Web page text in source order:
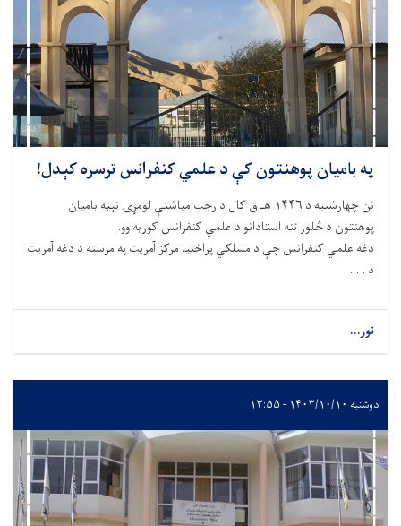
په بامیان پوهنتون کې د علمي کنفرانس ترسره کېدل!
نن چهارشنبه د ۱۴۴۶ هـ ق کال د رجب میاشتې لومړۍ نېټه بامیان
پوهنتون د څلور تنه استادانو د علمي کنفرانس کوربه وو.
دغه علمي کنفرانس چې د مسلکي پراختیا مرکز آمریت په مرسته د دغه آمریت
د . . .
نور...
دوشنبه ۱۴۰۳/۱۰/۱۰ - ۱۳:۵۵